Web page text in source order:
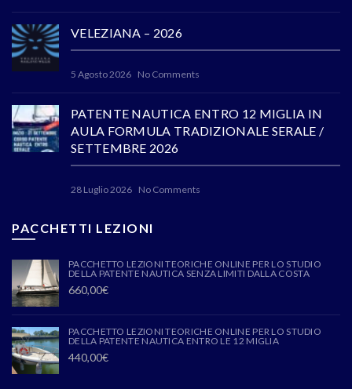
VELEZIANA – 2026
5 Agosto 2026 No Comments
PATENTE NAUTICA ENTRO 12 MIGLIA IN
AULA FORMULA TRADIZIONALE SERALE /
SETTEMBRE 2026
28 Luglio 2026 No Comments
PACCHETTI LEZIONI
PACCHETTO LEZIONI TEORICHE ONLINE PER LO STUDIO
DELLA PATENTE NAUTICA SENZA LIMITI DALLA COSTA
660,00€
PACCHETTO LEZIONI TEORICHE ONLINE PER LO STUDIO
DELLA PATENTE NAUTICA ENTRO LE 12 MIGLIA
440,00€